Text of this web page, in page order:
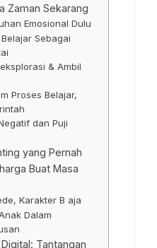
Zaman Sekarang
Emosional Dulu
Sebagai
& Ambil
Proses Belajar,
dan Puji
yang Pernah
Buat Masa
Karakter B aja
Dalam
Tantangan